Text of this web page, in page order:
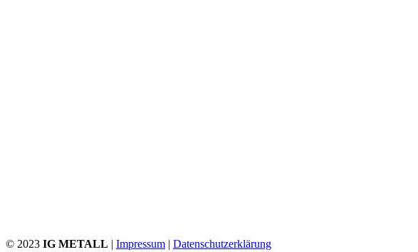
© 2023 IG METALL | Impressum | Datenschutzerklärung